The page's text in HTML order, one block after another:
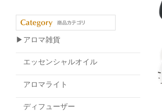
▶アロマ雑貨
エッセンシャルオイル
アロマライト
ディフューザー